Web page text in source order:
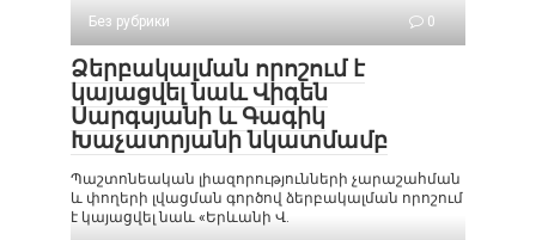
Без рубрики
0
Ձերբակալման որոշում է
կայացվել նաև Վիգեն
Սարգսյանի և Գագիկ
Խաչատրյանի նկատմամբ
Պաշտոնեական լիազորությունների չարաշահման
և փողերի լվացման գործով ձերբակալման որոշում
է կայացվել նաև «Երևանի Վ.